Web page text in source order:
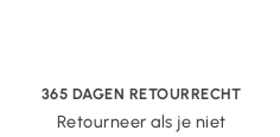
365 DAGEN RETOURRECHT
Retourneer als je niet